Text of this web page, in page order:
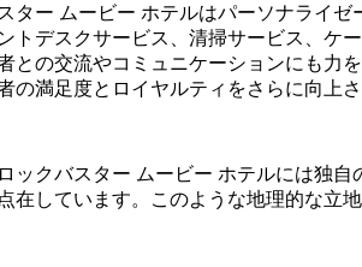
ター ムービー ホテルはパーソナライ
トデスクサービス、清掃サービス、ケ
との交流やコミュニケーションにも
の満足度とロイヤルティをさらに向上さ
ックバスター ムービー ホテルには独
在しています。このような地理的な立